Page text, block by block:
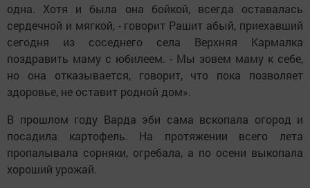
одна. Хотя и была она бойкой, всегда оставалась
сердечной и мягкой, - говорит Рашит абый, приехавший
сегодня из соседнего села Верхняя Кармалка
поздравить маму с юбилеем. - Мы зовем маму к себе,
но она отказывается, говорит, что пока позволяет
здоровье, не оставит родной дом».
В прошлом году Варда эби сама вскопала огород и
посадила картофель. На протяжении всего лета
пропалывала сорняки, огребала, а по осени выкопала
хороший урожай.